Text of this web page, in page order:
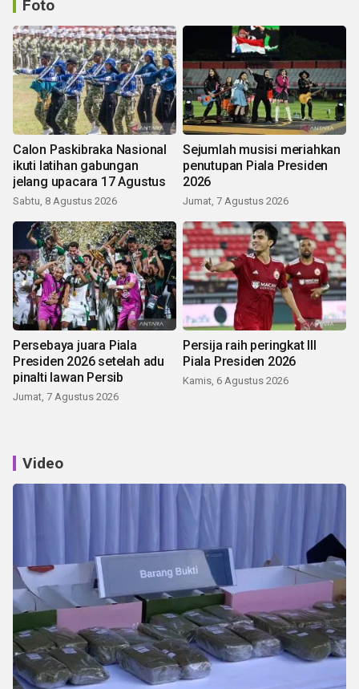
Foto
Calon Paskibraka Nasional
ikuti latihan gabungan
jelang upacara 17 Agustus
Sabtu, 8 Agustus 2026
Sejumlah musisi meriahkan
penutupan Piala Presiden
2026
Jumat, 7 Agustus 2026
Persebaya juara Piala
Presiden 2026 setelah adu
pinalti lawan Persib
Jumat, 7 Agustus 2026
Persija raih peringkat III
Piala Presiden 2026
Kamis, 6 Agustus 2026
Video